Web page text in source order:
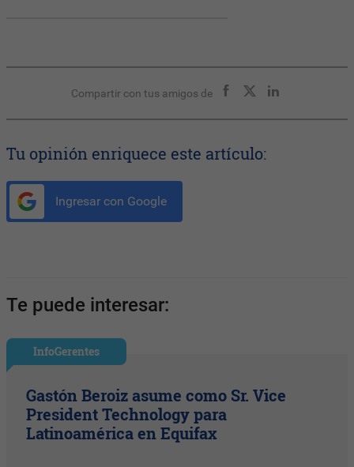
Compartir con tus amigos de
Tu opinión enriquece este artículo:
Ingresar con Google
Te puede interesar:
InfoGerentes
Gastón Beroiz asume como Sr. Vice
President Technology para
Latinoamérica en Equifax